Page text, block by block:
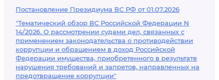
Постановление Президиума ВС РФ от 01.07.2026
"Тематический обзор ВС Российской Федерации N
14/2026. О рассмотрении судами дел, связанных с
применением законодательства о противодействии
коррупции и обращением в доход Российской
Федерации имущества, приобретенного в результате
нарушения требований и запретов, направленных на
предотвращение коррупции"